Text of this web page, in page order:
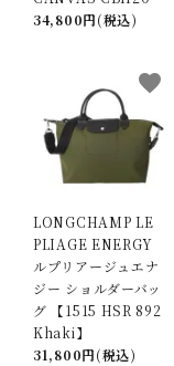
34,800円(税込)
LONGCHAMP LE
PLIAGE ENERGY
ルプリアージュエナ
ジー ショルダーバッ
グ 【1515 HSR 892
Khaki】
31,800円(税込)
favorite